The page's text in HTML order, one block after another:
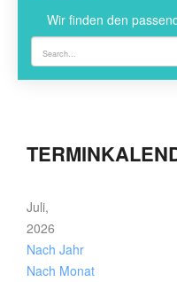
Wir finden den
Juli,
2026
Nach Jahr
Nach Monat